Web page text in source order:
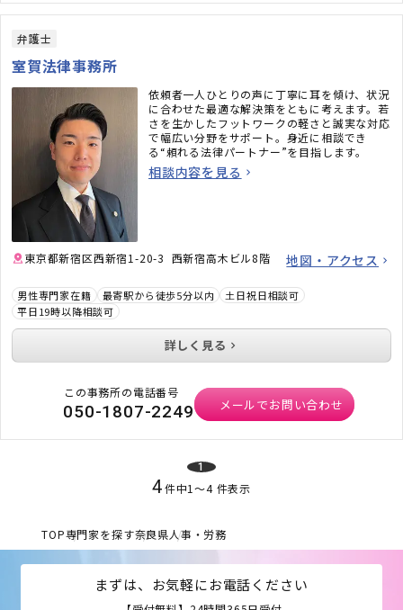
弁護士
室賀法律事務所
依頼者一人ひとりの声に丁寧に耳を傾け、状況
に合わせた最適な解決策をともに考えます。若
さを生かしたフットワークの軽さと誠実な対応
で幅広い分野をサポート。身近に相談でき
る“頼れる法律パートナー”を目指します。
相談内容を見る
東京都新宿区西新宿1-20-3 西新宿高木ビル8階 地図・アクセス
男性専門家在籍 最寄駅から徒歩5分以内
土日祝日相談可
平日19時以降相談可
詳しく見る
この事務所の電話番号
050-1807-2249 メールでお問い合わせ
1
4件中1〜4件表示
TOP専門家を探す奈良県人事・労務
まずは、お気軽にお電話ください